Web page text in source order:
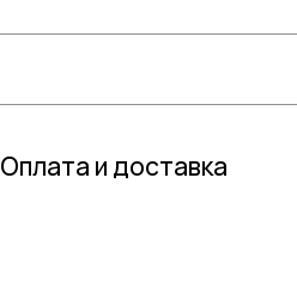
Оплата и доставка